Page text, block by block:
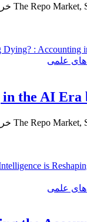
های علمی
های علمی